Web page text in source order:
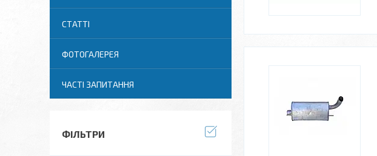
СТАТТІ
ФОТОГАЛЕРЕЯ
ЧАСТІ ЗАПИТАННЯ
ФІЛЬТРИ